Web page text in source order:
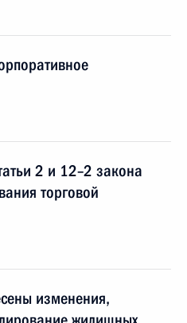
2 и 12–2 закона
торговой
изменения,